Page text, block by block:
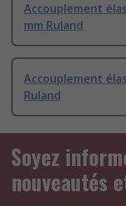
Accouplement
mm Ruland
Accouplement
Ruland
Soyez
nouveautés